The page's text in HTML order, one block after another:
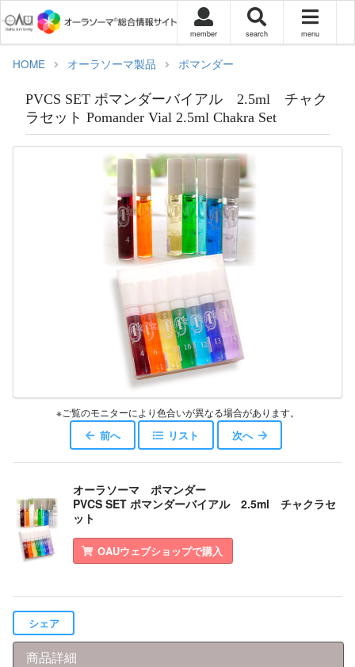
member search menu
HOME オーラソーマ製品 ポマンダー
PVCS SET ポマンダーバイアル 2.5ml チャク
ラセット Pomander Vial 2.5ml Chakra Set
※ご覧のモニターにより色合いが異なる場合があります。
前へ リスト 次へ
オーラソーマ ポマンダー
PVCS SET ポマンダーバイアル 2.5ml チャクラセ
ット
OAUウェブショップで購入
シェア
商品詳細